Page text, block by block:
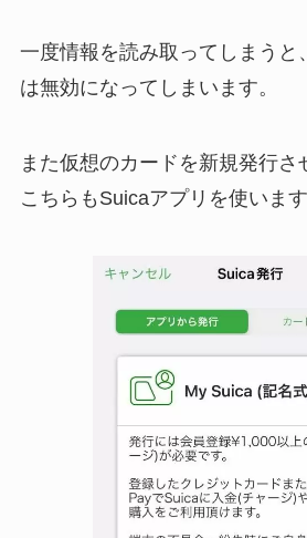
一度情報を読み取ってしまうと
は無効になってしまいます。
また仮想のカードを新規発行さ
こちらもSuicaアプリを使います